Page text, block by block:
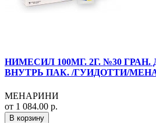
НИМЕСИЛ 100МГ. 2Г. №30
ВНУТРЬ ПАК. /ГУИДОТТИ/
МЕНАРИНИ
от 1 084.00 р.
В корзину